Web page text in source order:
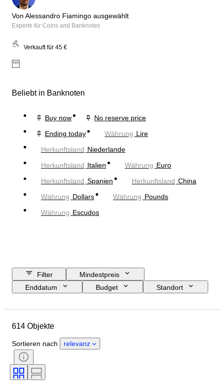
Von Alessandro Fiamingo ausgewählt
Experte für Coins and Banknotes
Verkauft für 45 €
Beliebt in Banknoten
Buy now
No reserve price
Ending today
Währung Lire
Herkunftsland Niederlande
Herkunftsland Italien Währung Euro
Herkunftsland Spanien Herkunftsland China
Währung Dollars Währung Pounds
Währung Escudos
Filter
Mindestpreis
Enddatum
Budget
Standort
Währung
614 Objekte
Sortieren nach relevanz